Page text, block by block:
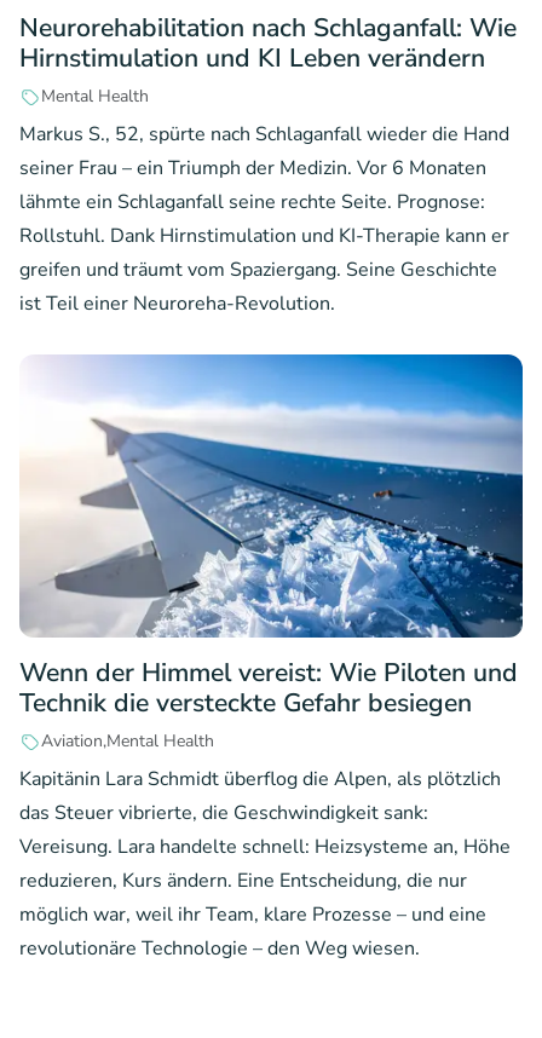
Neurorehabilitation nach Schlaganfall: Wie
Hirnstimulation und KI Leben verändern
Mental Health
Markus S., 52, spürte nach Schlaganfall wieder die Hand
seiner Frau – ein Triumph der Medizin. Vor 6 Monaten
lähmte ein Schlaganfall seine rechte Seite. Prognose:
Rollstuhl. Dank Hirnstimulation und KI-Therapie kann er
greifen und träumt vom Spaziergang. Seine Geschichte
ist Teil einer Neuroreha-Revolution.
Wenn der Himmel vereist: Wie Piloten und
Technik die versteckte Gefahr besiegen
AviationMental Health
Kapitänin Lara Schmidt überflog die Alpen, als plötzlich
das Steuer vibrierte, die Geschwindigkeit sank:
Vereisung. Lara handelte schnell: Heizsysteme an, Höhe
reduzieren, Kurs ändern. Eine Entscheidung, die nur
möglich war, weil ihr Team, klare Prozesse – und eine
revolutionäre Technologie – den Weg wiesen.